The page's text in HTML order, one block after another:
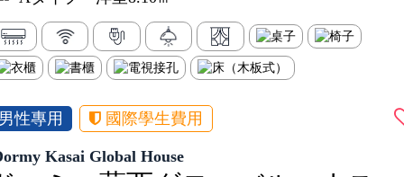
性專用 國際學生費用
Kasai Global House